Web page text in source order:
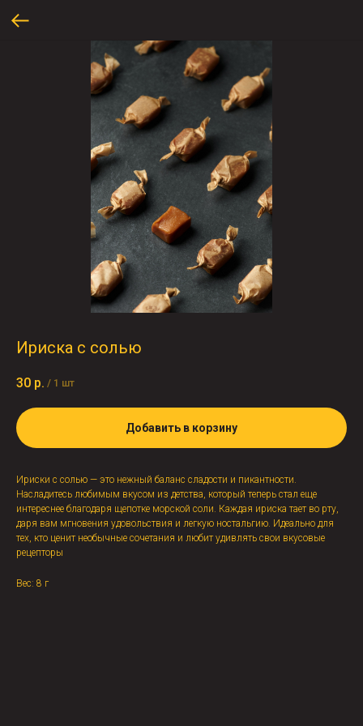
Ириска с солью
30 р. / 1 шт
Добавить в корзину
Ириски с солью — это нежный баланс сладости и пикантности.
Насладитесь любимым вкусом из детства, который теперь стал еще
интереснее благодаря щепотке морской соли. Каждая ириска тает во рту,
даря вам мгновения удовольствия и легкую ностальгию. Идеально для
тех, кто ценит необычные сочетания и любит удивлять свои вкусовые
рецепторы
Вес: 8 г